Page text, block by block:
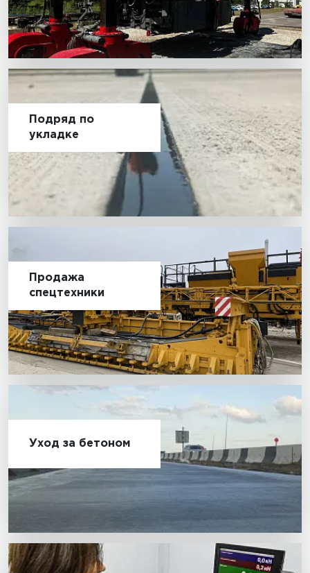
Подряд по
укладке
Продажа
спецтехники
Уход за бетоном